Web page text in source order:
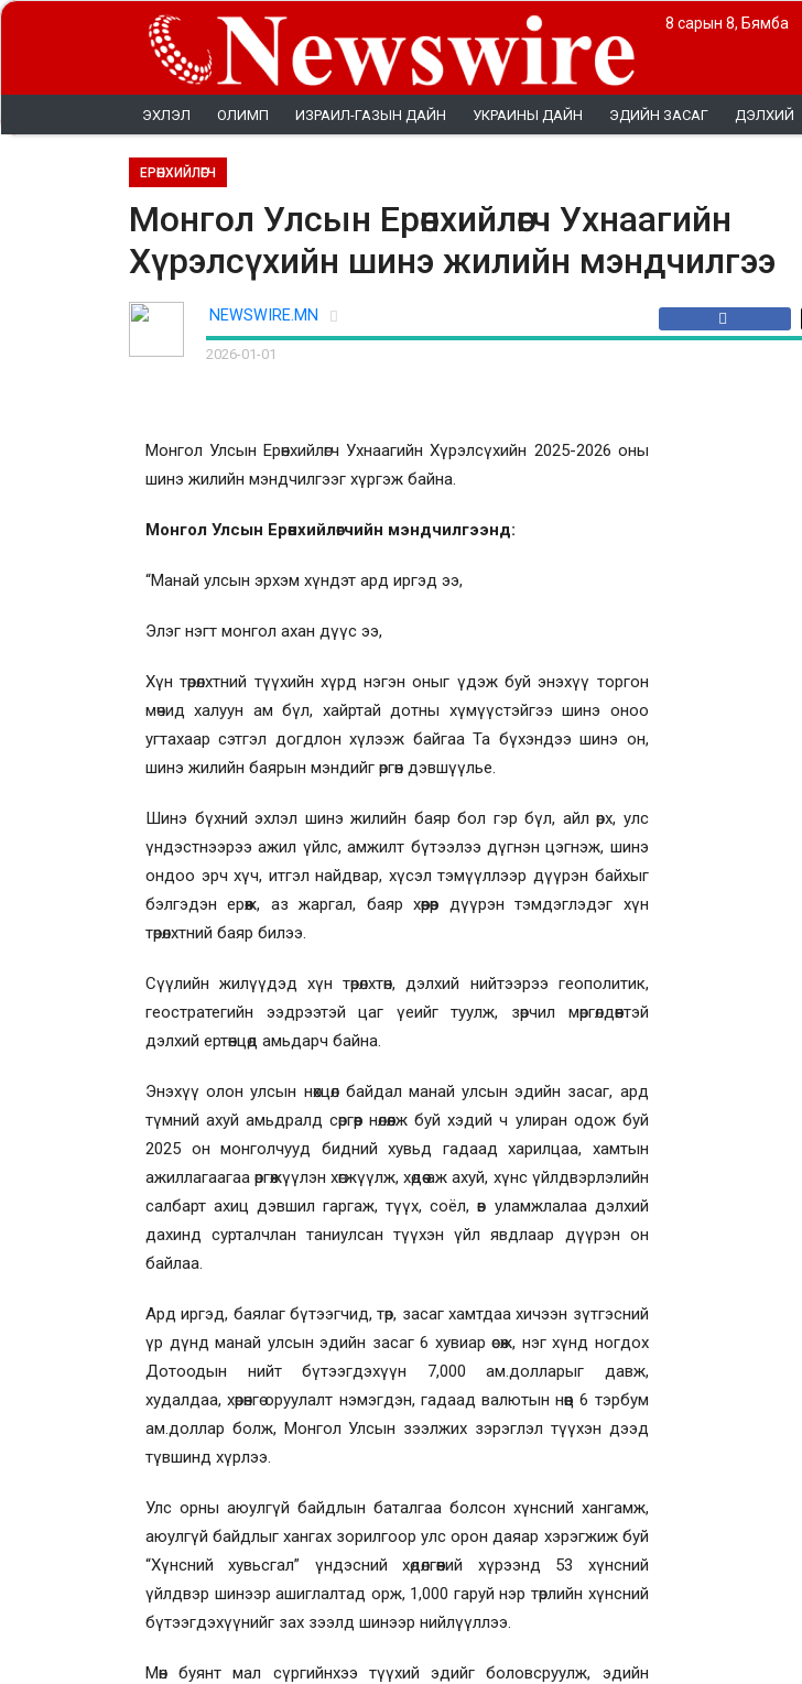
8 сарын 8, Бямба
ЭХЛЭЛ ОЛИМП ИЗРАИЛ-ГАЗЫН ДАЙН УКРАИНЫ ДАЙН ЭДИЙН ЗАСАГ ДЭЛХИЙ
ЕРӨНХИЙЛӨГЧ
Монгол Улсын Ерөнхийлөгч Ухнаагийн
Хүрэлсүхийн шинэ жилийн мэндчилгээ
NEWSWIRE.MN
2026-01-01
Монгол Улсын Ерөнхийлөгч Ухнаагийн Хүрэлсүхийн 2025-2026 оны
шинэ жилийн мэндчилгээг хүргэж байна.
Монгол Улсын Ерөнхийлөгчийн мэндчилгээнд:
“Манай улсын эрхэм хүндэт ард иргэд ээ,
Элэг нэгт монгол ахан дүүс ээ,
Хүн төрөлхтний түүхийн хүрд нэгэн оныг үдэж буй энэхүү торгон
мөчид халуун ам бүл, хайртай дотны хүмүүстэйгээ шинэ оноо
угтахаар сэтгэл догдлон хүлээж байгаа Та бүхэндээ шинэ он,
шинэ жилийн баярын мэндийг өргөн дэвшүүлье.
Шинэ бүхний эхлэл шинэ жилийн баяр бол гэр бүл, айл өрх, улс
үндэстнээрээ ажил үйлс, амжилт бүтээлээ дүгнэн цэгнэж, шинэ
ондоо эрч хүч, итгэл найдвар, хүсэл тэмүүллээр дүүрэн байхыг
бэлгэдэн ерөөж, аз жаргал, баяр хөөрөөр дүүрэн тэмдэглэдэг хүн
төрөлхтний баяр билээ.
Сүүлийн жилүүдэд хүн төрөлхтөн, дэлхий нийтээрээ геополитик,
геостратегийн ээдрээтэй цаг үеийг туулж, зөрчил мөргөлдөөнтэй
дэлхий ертөнцөд амьдарч байна.
Энэхүү олон улсын нөхцөл байдал манай улсын эдийн засаг, ард
түмний ахуй амьдралд сөргөөр нөлөөлж буй хэдий ч улиран одож буй
2025 он монголчууд бидний хувьд гадаад харилцаа, хамтын
ажиллагаагаа өргөжүүлэн хөгжүүлж, хөдөө аж ахуй, хүнс үйлдвэрлэлийн
салбарт ахиц дэвшил гаргаж, түүх, соёл, өв уламжлалаа дэлхий
дахинд сурталчлан таниулсан түүхэн үйл явдлаар дүүрэн он
байлаа.
Ард иргэд, баялаг бүтээгчид, төр, засаг хамтдаа хичээн зүтгэсний
үр дүнд манай улсын эдийн засаг 6 хувиар өсөж, нэг хүнд ногдох
Дотоодын нийт бүтээгдэхүүн 7,000 ам.долларыг давж,
худалдаа, хөрөнгө оруулалт нэмэгдэн, гадаад валютын нөөц 6 тэрбум
ам.доллар болж, Монгол Улсын зээлжих зэрэглэл түүхэн дээд
түвшинд хүрлээ.
Улс орны аюулгүй байдлын баталгаа болсон хүнсний хангамж,
аюулгүй байдлыг хангах зорилгоор улс орон даяар хэрэгжиж буй
“Хүнсний хувьсгал” үндэсний хөдөлгөөний хүрээнд 53 хүнсний
үйлдвэр шинээр ашиглалтад орж, 1,000 гаруй нэр төрлийн хүнсний
бүтээгдэхүүнийг зах зээлд шинээр нийлүүллээ.
Мөн буянт мал сүргийнхээ түүхий эдийг боловсруулж, эдийн